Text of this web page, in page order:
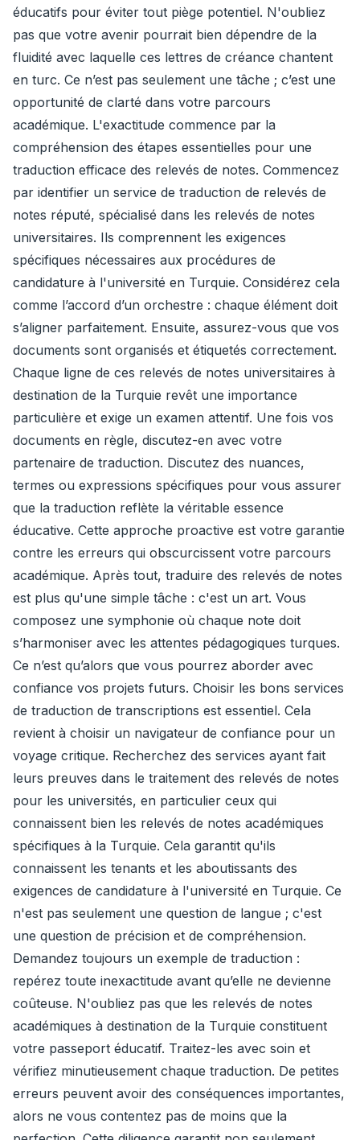
éducatifs pour éviter tout piège potentiel. N'oubliez
pas que votre avenir pourrait bien dépendre de la
fluidité avec laquelle ces lettres de créance chantent
en turc. Ce n’est pas seulement une tâche ; c’est une
opportunité de clarté dans votre parcours
académique. L'exactitude commence par la
compréhension des étapes essentielles pour une
traduction efficace des relevés de notes. Commencez
par identifier un service de traduction de relevés de
notes réputé, spécialisé dans les relevés de notes
universitaires. Ils comprennent les exigences
spécifiques nécessaires aux procédures de
candidature à l'université en Turquie. Considérez cela
comme l’accord d’un orchestre : chaque élément doit
s’aligner parfaitement. Ensuite, assurez-vous que vos
documents sont organisés et étiquetés correctement.
Chaque ligne de ces relevés de notes universitaires à
destination de la Turquie revêt une importance
particulière et exige un examen attentif. Une fois vos
documents en règle, discutez-en avec votre
partenaire de traduction. Discutez des nuances,
termes ou expressions spécifiques pour vous assurer
que la traduction reflète la véritable essence
éducative. Cette approche proactive est votre garantie
contre les erreurs qui obscurcissent votre parcours
académique. Après tout, traduire des relevés de notes
est plus qu'une simple tâche : c'est un art. Vous
composez une symphonie où chaque note doit
s’harmoniser avec les attentes pédagogiques turques.
Ce n’est qu’alors que vous pourrez aborder avec
confiance vos projets futurs. Choisir les bons services
de traduction de transcriptions est essentiel. Cela
revient à choisir un navigateur de confiance pour un
voyage critique. Recherchez des services ayant fait
leurs preuves dans le traitement des relevés de notes
pour les universités, en particulier ceux qui
connaissent bien les relevés de notes académiques
spécifiques à la Turquie. Cela garantit qu'ils
connaissent les tenants et les aboutissants des
exigences de candidature à l'université en Turquie. Ce
n'est pas seulement une question de langue ; c'est
une question de précision et de compréhension.
Demandez toujours un exemple de traduction :
repérez toute inexactitude avant qu’elle ne devienne
coûteuse. N'oubliez pas que les relevés de notes
académiques à destination de la Turquie constituent
votre passeport éducatif. Traitez-les avec soin et
vérifiez minutieusement chaque traduction. De petites
erreurs peuvent avoir des conséquences importantes,
alors ne vous contentez pas de moins que la